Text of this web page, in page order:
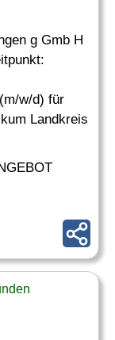
g Gmb H
(m/w/d) für
Landkreis